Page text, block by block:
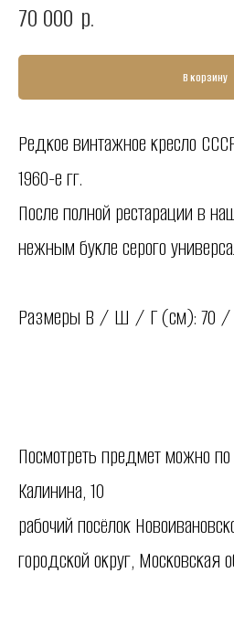
70 000 р.
В корзину
Редкое винтажное кресло
1960-е гг.
После полной рестарации в
нежным букле серого
Размеры В / Ш / Г (см): 70
Посмотреть предмет можно
Калинина, 10
рабочий посёлок
городской округ, Московская